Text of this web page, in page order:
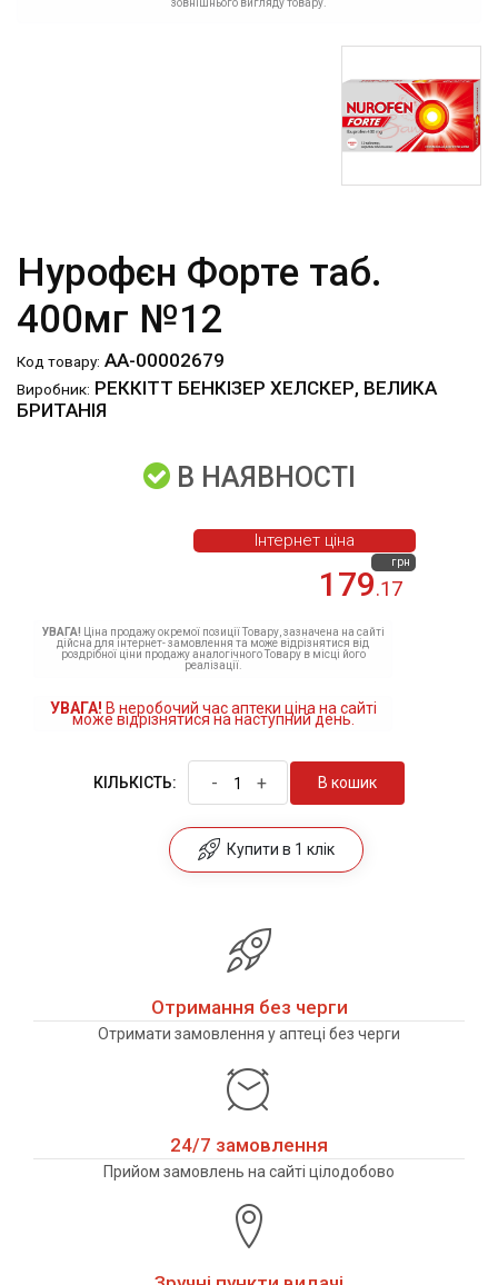
зовнішнього вигляду товару.
Нурофєн Форте таб.
400мг №12
Код товару: АА-00002679
Виробник: РЕККІТТ БЕНКІЗЕР ХЕЛСКЕР, ВЕЛИКА
БРИТАНІЯ
В НАЯВНОСТІ
179.17
грн
Інтернет ціна
УВАГА! Ціна продажу окремої позиції Товару, зазначена на сайті
дійсна для інтернет- замовлення та може відрізнятися від
роздрібної ціни продажу аналогічного Товару в місці його
реалізації.
УВАГА! В неробочий час аптеки ціна на сайті
може відрізнятися на наступний день.
КІЛЬКІСТЬ: - + В кошик
Купити в 1 клік
Отримання без черги
Отримати замовлення у аптеці без черги
24/7 замовлення
Прийом замовлень на сайті цілодобово